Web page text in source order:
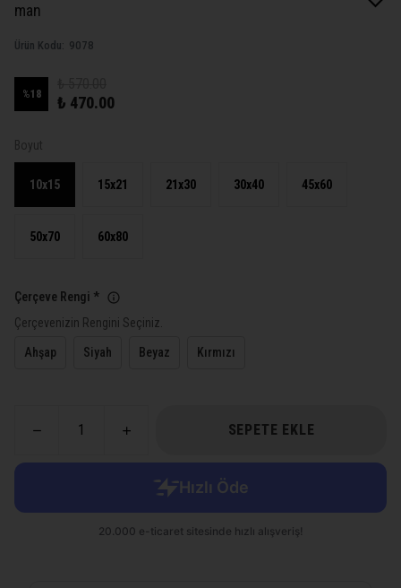
man
Ürün Kodu: 9078
%18 ₺ 470.00
Boyut
10x15 15x21 21x30 30x40 45x60
50x70 60x80
Çerçeve Rengi *
Çerçevenizin Rengini Seçiniz.
Ahşap Siyah Beyaz Kırmızı
SEPETE EKLE